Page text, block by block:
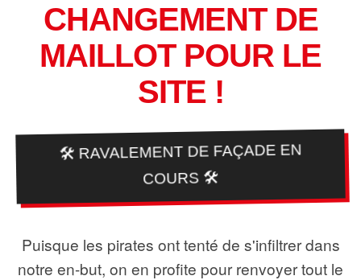
CHANGEMENT DE
MAILLOT POUR LE
SITE !
🛠️ RAVALEMENT DE FAÇADE EN
COURS 🛠️
Puisque les pirates ont tenté de s'infiltrer dans
notre en-but, on en profite pour renvoyer tout le